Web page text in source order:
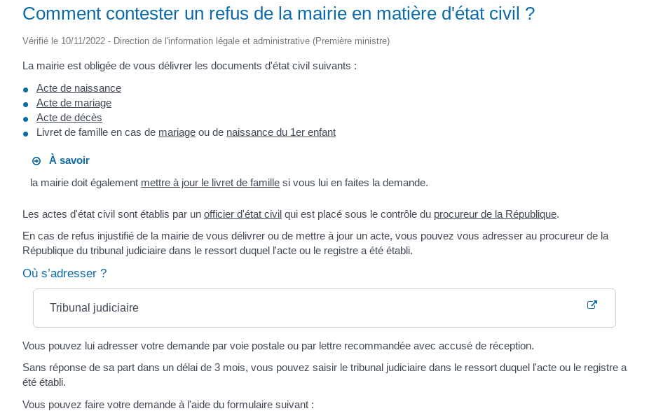
Comment contester un refus de la mairie en matière d'état civil ?
Vérifié le 10/11/2022 - Direction de l'information légale et administrative (Première ministre)
La mairie est obligée de vous délivrer les documents d'état civil suivants :
Acte de naissance
Acte de mariage
Acte de décès
Livret de famille en cas de mariage ou de naissance du 1er enfant
À savoir
la mairie doit également mettre à jour le livret de famille si vous lui en faites la demande.
Les actes d'état civil sont établis par un officier d'état civil qui est placé sous le contrôle du procureur de la République.
En cas de refus injustifié de la mairie de vous délivrer ou de mettre à jour un acte, vous pouvez vous adresser au procureur de la
République du tribunal judiciaire dans le ressort duquel l'acte ou le registre a été établi.
Où s’adresser ?
Tribunal judiciaire
Vous pouvez lui adresser votre demande par voie postale ou par lettre recommandée avec accusé de réception.
Sans réponse de sa part dans un délai de 3 mois, vous pouvez saisir le tribunal judiciaire dans le ressort duquel l'acte ou le registre a
été établi.
Vous pouvez faire votre demande à l'aide du formulaire suivant :